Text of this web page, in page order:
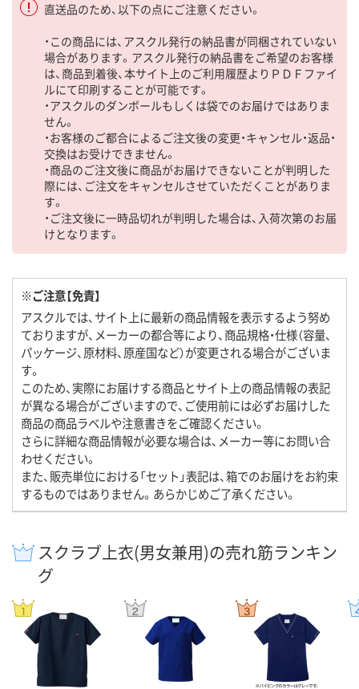
直送品のため、以下の点にご注意ください。
・この商品には、アスクル発行の納品書が同梱されていない
場合があります。アスクル発行の納品書をご希望のお客様
は、商品到着後、本サイト上のご利用履歴よりＰＤＦファイ
ルにて印刷することが可能です。
・アスクルのダンボールもしくは袋でのお届けではありま
せん。
・お客様のご都合によるご注文後の変更・キャンセル・返品・
交換はお受けできません。
・商品のご注文後に商品がお届けできないことが判明した
際には、ご注文をキャンセルさせていただくことがありま
す。
・ご注文後に一時品切れが判明した場合は、入荷次第のお届
けとなります。
※ご注意【免責】
アスクルでは、サイト上に最新の商品情報を表示するよう努め
ておりますが、メーカーの都合等により、商品規格・仕様（容量、
パッケージ、原材料、原産国など）が変更される場合がございま
す。
このため、実際にお届けする商品とサイト上の商品情報の表記
が異なる場合がございますので、ご使用前には必ずお届けした
商品の商品ラベルや注意書きをご確認ください。
さらに詳細な商品情報が必要な場合は、メーカー等にお問い合
わせください。
また、販売単位における「セット」表記は、箱でのお届けをお約束
するものではありません。あらかじめご了承ください。
スクラブ上衣(男女兼用)の売れ筋ランキン
グ